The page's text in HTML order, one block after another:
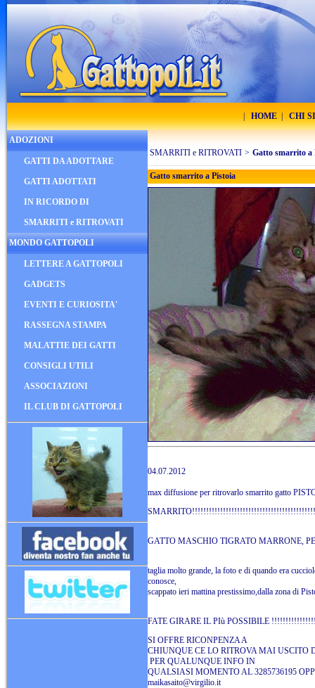
HOME CHI
ADOZIONI
GATTI DA ADOTTARE
GATTI ADOTTATI
IN RICORDO DI
SMARRITI e RITROVATI
MONDO GATTOPOLI
LETTERE A GATTOPOLI
GADGETS
EVENTI E CURIOSITA'
RASSEGNA STAMPA
MALATTIE DEI GATTI
CONSIGLI UTILI
ASSOCIAZIONI
IL CLUB DI GATTOPOLI
SMARRITI e RITROVATI > Gatto smarrito a
Gatto smarrito a Pistoia
04.07.2012
max diffusione per ritrovarlo smarrito gatto
GATTO MASCHIO TIGRATO MARRONE,
taglia molto grande, la foto e di quando era
conosce,
scappato ieri mattina prestissimo,dalla zona di
FATE GIRARE IL PIù POSSIBILE
SI OFFRE RICONPENZA A
CHIUNQUE CE LO RITROVA MAI USCITO
PER QUALUNQUE INFO IN
QUALSIASI MOMENTO AL 3285736195
maikasaito@virgilio.it